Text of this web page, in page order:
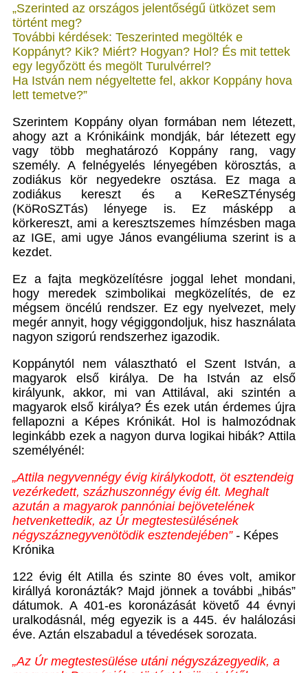
„Szerinted az országos jelentőségű ütközet sem
történt meg?
További kérdések: Teszerinted megölték e
Koppányt? Kik? Miért? Hogyan? Hol? És mit tettek
egy legyőzött és megölt Turulvérrel?
Ha István nem négyeltette fel, akkor Koppány hova
lett temetve?”
Szerintem Koppány olyan formában nem létezett,
ahogy azt a Krónikáink mondják, bár létezett egy
vagy több meghatározó Koppány rang, vagy
személy. A felnégyelés lényegében körosztás, a
zodiákus kör negyedekre osztása. Ez maga a
zodiákus kereszt és a KeReSZTénység
(KöRoSZTás) lényege is. Ez másképp a
körkereszt, ami a keresztszemes hímzésben maga
az IGE, ami ugye János evangéliuma szerint is a
kezdet.
Ez a fajta megközelítésre joggal lehet mondani,
hogy meredek szimbolikai megközelítés, de ez
mégsem öncélú rendszer. Ez egy nyelvezet, mely
megér annyit, hogy végiggondoljuk, hisz használata
nagyon szigorú rendszerhez igazodik.
Koppánytól nem választható el Szent István, a
magyarok első királya. De ha István az első
királyunk, akkor, mi van Attilával, aki szintén a
magyarok első királya? És ezek után érdemes újra
fellapozni a Képes Krónikát. Hol is halmozódnak
leginkább ezek a nagyon durva logikai hibák? Attila
személyénél:
„Attila negyvennégy évig királykodott, öt esztendeig
vezérkedett, százhuszonnégy évig élt. Meghalt
azután a magyarok pannóniai bejövetelének
hetvenkettedik, az Úr megtestesülésének
négyszáznegyvenötödik esztendejében” - Képes
Krónika
122 évig élt Atilla és szinte 80 éves volt, amikor
királlyá koronázták? Majd jönnek a további „hibás”
dátumok. A 401-es koronázását követő 44 évnyi
uralkodásnál, még egyezik is a 445. év halálozási
éve. Aztán elszabadul a tévedések sorozata.
„Az Úr megtestesülése utáni négyszázegyedik, a